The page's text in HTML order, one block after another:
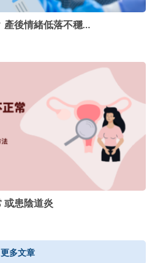
產後情緒低落不穩…
或患陰道炎
更多文章